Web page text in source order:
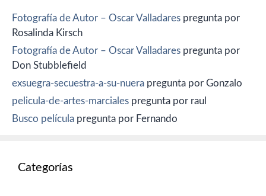
Fotografía de Autor – Oscar Valladares pregunta por
Rosalinda Kirsch
Fotografía de Autor – Oscar Valladares pregunta por
Don Stubblefield
exsuegra-secuestra-a-su-nuera pregunta por Gonzalo
pelicula-de-artes-marciales pregunta por raul
Busco película pregunta por Fernando
Categorías